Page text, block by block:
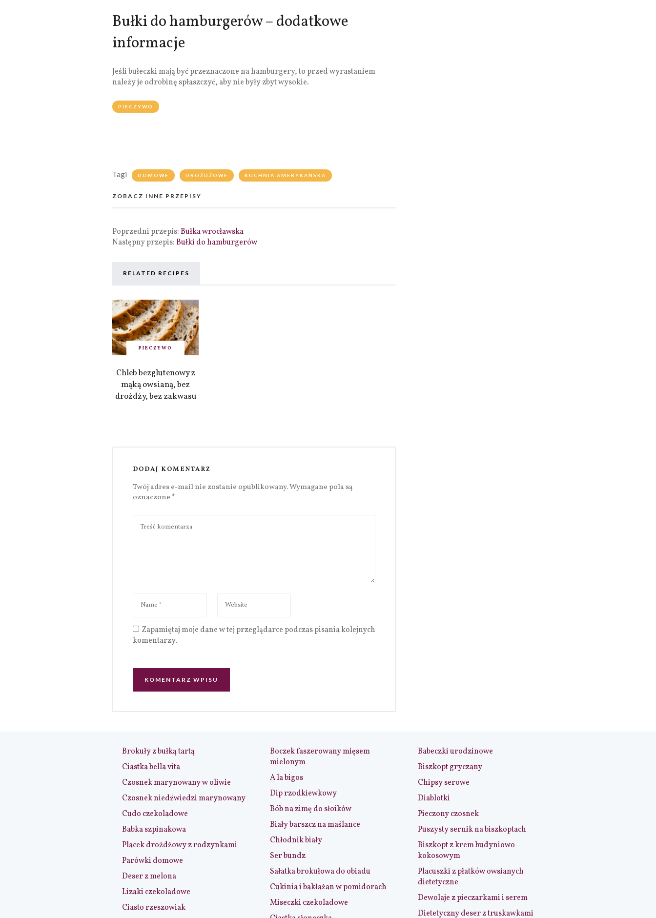
Bułki do hamburgerów – dodatkowe
informacje
Jeśli bułeczki mają być przeznaczone na hamburgery, to przed wyrastaniem
należy je odrobinę spłaszczyć, aby nie były zbyt wysokie.
PIECZYWO
Tagi DOMOWE DROŻDŻOWE KUCHNIA AMERYKAŃSKA
ZOBACZ INNE PRZEPISY
Poprzedni przepis:Bułka wrocławska
Następny przepis:Bułki do hamburgerów
RELATED RECIPES
PIECZYWO
Chleb bezglutenowy z
mąką owsianą, bez
drożdży, bez zakwasu
DODAJ KOMENTARZ
Twój adres e-mail nie zostanie opublikowany.Wymagane pola są
oznaczone *
Zapamiętaj moje dane w tej przeglądarce podczas pisania kolejnych
komentarzy.
Brokuły z bułką tartą
Ciastka bella vita
Czosnek marynowany w oliwie
Czosnek niedźwiedzi marynowany
Cudo czekoladowe
Babka szpinakowa
Placek drożdżowy z rodzynkami
Parówki domowe
Deser z melona
Lizaki czekoladowe
Ciasto rzeszowiak
Boczek faszerowany mięsem
mielonym
A la bigos
Dip rzodkiewkowy
Bób na zimę do słoików
Biały barszcz na maślance
Chłodnik biały
Ser bundz
Sałatka brokułowa do obiadu
Cukinia i bakłażan w pomidorach
Miseczki czekoladowe
Babeczki urodzinowe
Biszkopt gryczany
Chipsy serowe
Diablotki
Pieczony czosnek
Puszysty sernik na biszkoptach
Biszkopt z krem budyniowo-
kokosowym
Placuszki z płatków owsianych
dietetyczne
Dewolaje z pieczarkami i serem
Dietetyczny deser z truskawkami